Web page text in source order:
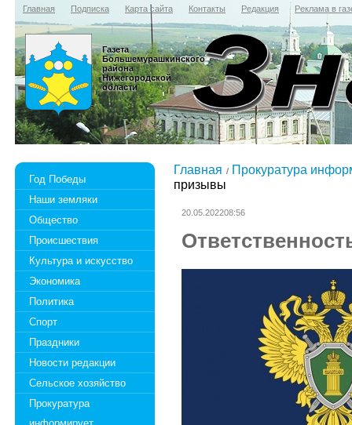
Главная Подписка Карта сайта Контакты Редакция Реклама в
Газета
Большемурашкинского
района
Нижегородской
области
Год Победы
Наши земляки
Общество
Происшествия
Культура и искусство
Экономика
Политика
Спорт
Праздники
Новости редакции
Сельское хозяйство
Прокуратура
Главная
Прокуратура
призывы
20.05.202208:56